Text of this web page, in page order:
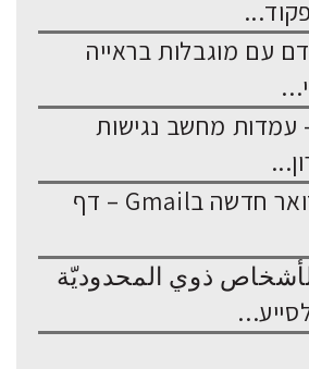
עם מוגבלות בראייה
עמדות מחשב נגישות
יצירת הודעת דואר חדשה בGmail – דף
ذوي المحدوديّة